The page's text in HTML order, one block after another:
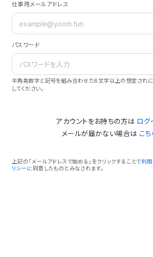
仕事用メールアドレス
パスワード
半角英数字と記号を組み合わせた8文字以上の想定されに
してください。
アカウントをお持ちの方は ログ
メールが届かない場合は こち
上記の「メールアドレスで始める」をクリックすることで利
リシーに同意したものとみなされます。